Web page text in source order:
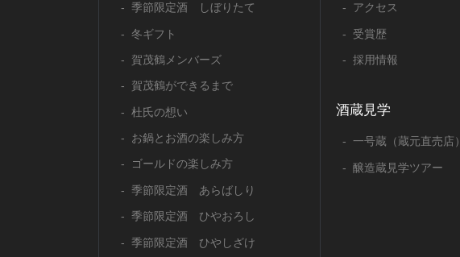
季節限定酒 しぼりたて
冬ギフト
賀茂鶴メンバーズ
賀茂鶴ができるまで
杜氏の想い
お鍋とお酒の楽しみ方
ゴールドの楽しみ方
季節限定酒 あらばしり
季節限定酒 ひやおろし
季節限定酒 ひやしざけ
アクセス
受賞歴
採用情報
酒蔵見学
一号蔵（蔵元直売店）
醸造蔵見学ツアー